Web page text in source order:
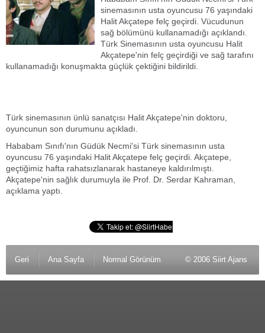
sinemasının usta oyuncusu 76 yaşındaki
Halit Akçatepe felç geçirdi. Vücudunun
sağ bölümünü kullanamadığı açıklandı.
Türk Sinemasının usta oyuncusu Halit
Akçatepe'nin felç geçirdiği ve sağ tarafını
kullanamadığı konuşmakta güçlük çektiğini bildirildi.
Türk sinemasının ünlü sanatçısı Halit Akçatepe'nin doktoru,
oyuncunun son durumunu açıkladı.
Hababam Sınıfı'nın Güdük Necmi'si Türk sinemasının usta
oyuncusu 76 yaşındaki Halit Akçatepe felç geçirdi. Akçatepe,
geçtiğimiz hafta rahatsızlanarak hastaneye kaldırılmıştı.
Akçatepe'nin sağlık durumuyla ile Prof. Dr. Serdar Kahraman,
açıklama yaptı.
Geri Ana Sayfa Normal Görünüm © 2006 Siirt Ajans